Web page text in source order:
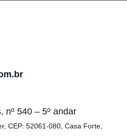
nº 540 – 5º andar
CEP: 52061-080, Casa Forte,